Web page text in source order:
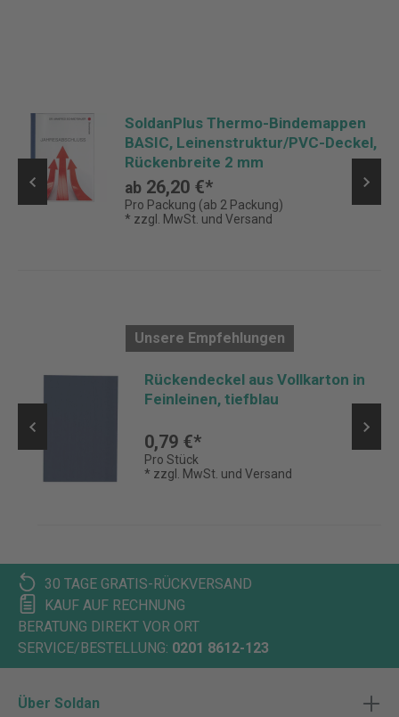
SoldanPlus Thermo-Bindemappen
BASIC, Leinenstruktur/PVC-Deckel,
Rückenbreite 2 mm
ab 26,20 €*
Pro Packung (ab 2 Packung)
* zzgl. MwSt. und Versand
Unsere Empfehlungen
Rückendeckel aus Vollkarton in
Feinleinen, tiefblau
0,79 €*
Pro Stück
* zzgl. MwSt. und Versand
30 TAGE GRATIS-RÜCKVERSAND
KAUF AUF RECHNUNG
BERATUNG DIREKT VOR ORT
SERVICE/BESTELLUNG: 0201 8612-123
Über Soldan